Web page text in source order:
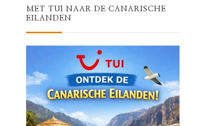
MET TUI NAAR DE CANARISCHE
EILANDEN